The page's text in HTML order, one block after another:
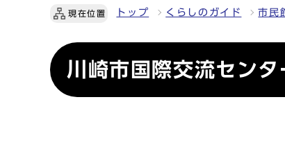
現在位置 トップ くらしのガイド 市民
川崎市国際交流センタ